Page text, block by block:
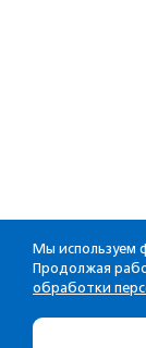
Мы используем
Продолжая
обработки